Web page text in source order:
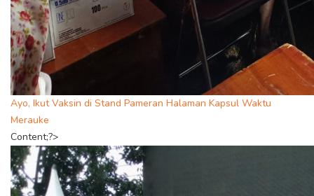
Ayo, Ikut Vaksin di Stand Pameran Halaman Kapsul Waktu
Merauke
Content;?>